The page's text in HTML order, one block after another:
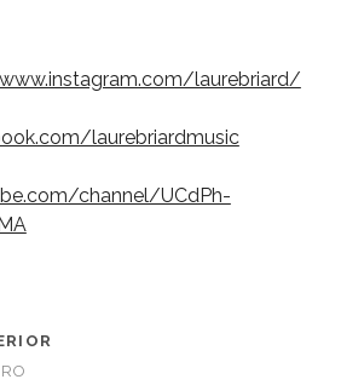
laurebriard/
laurebriardmusic
channel/UCdPh-